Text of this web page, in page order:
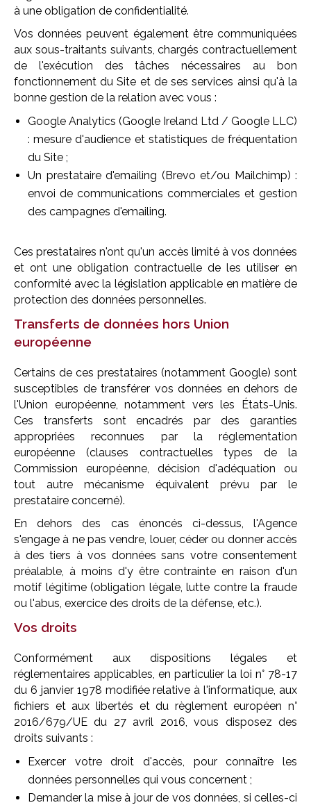
à une obligation de confidentialité.
Vos données peuvent également être communiquées
aux sous-traitants suivants, chargés contractuellement
de l'exécution des tâches nécessaires au bon
fonctionnement du Site et de ses services ainsi qu'à la
bonne gestion de la relation avec vous :
Google Analytics (Google Ireland Ltd / Google LLC)
: mesure d'audience et statistiques de fréquentation
du Site ;
Un prestataire d'emailing (Brevo et/ou Mailchimp) :
envoi de communications commerciales et gestion
des campagnes d'emailing.
Ces prestataires n'ont qu'un accès limité à vos données
et ont une obligation contractuelle de les utiliser en
conformité avec la législation applicable en matière de
protection des données personnelles.
Transferts de données hors Union
européenne
Certains de ces prestataires (notamment Google) sont
susceptibles de transférer vos données en dehors de
l'Union européenne, notamment vers les États-Unis.
Ces transferts sont encadrés par des garanties
appropriées reconnues par la réglementation
européenne (clauses contractuelles types de la
Commission européenne, décision d'adéquation ou
tout autre mécanisme équivalent prévu par le
prestataire concerné).
En dehors des cas énoncés ci-dessus, l'Agence
s'engage à ne pas vendre, louer, céder ou donner accès
à des tiers à vos données sans votre consentement
préalable, à moins d'y être contrainte en raison d'un
motif légitime (obligation légale, lutte contre la fraude
ou l'abus, exercice des droits de la défense, etc.).
Vos droits
Conformément aux dispositions légales et
réglementaires applicables, en particulier la loi n° 78-17
du 6 janvier 1978 modifiée relative à l'informatique, aux
fichiers et aux libertés et du règlement européen n°
2016/679/UE du 27 avril 2016, vous disposez des
droits suivants :
Exercer votre droit d'accès, pour connaître les
données personnelles qui vous concernent ;
Demander la mise à jour de vos données, si celles-ci